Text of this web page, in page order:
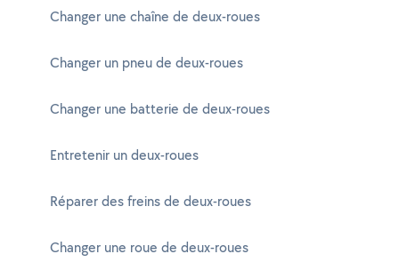
Changer une chaîne de deux-roues
Changer un pneu de deux-roues
Changer une batterie de deux-roues
Entretenir un deux-roues
Réparer des freins de deux-roues
Changer une roue de deux-roues